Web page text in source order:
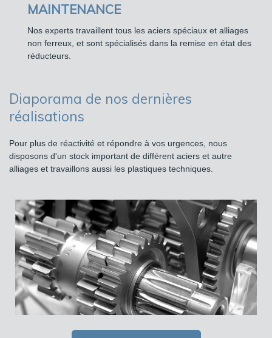
MAINTENANCE
Nos experts travaillent tous les aciers spéciaux et alliages
non ferreux, et sont spécialisés dans la remise en état des
réducteurs.
Diaporama de nos dernières
réalisations
Pour plus de réactivité et répondre à vos urgences, nous
disposons d'un stock important de différent aciers et autre
alliages et travaillons aussi les plastiques techniques.